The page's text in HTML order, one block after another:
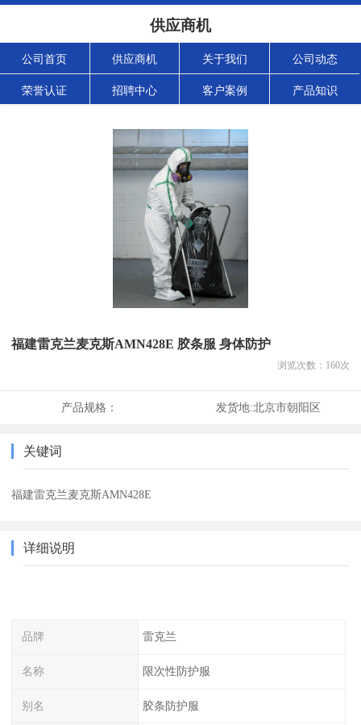
供应商机
公司首页 供应商机 关于我们 公司动态
荣誉认证 招聘中心 客户案例 产品知识
福建雷克兰麦克斯AMN428E 胶条服 身体防护
浏览次数： 160次
产品规格： 发货地:北京市朝阳区
关键词
福建雷克兰麦克斯AMN428E
详细说明
品牌 雷克兰
名称 限次性防护服
别名 胶条防护服